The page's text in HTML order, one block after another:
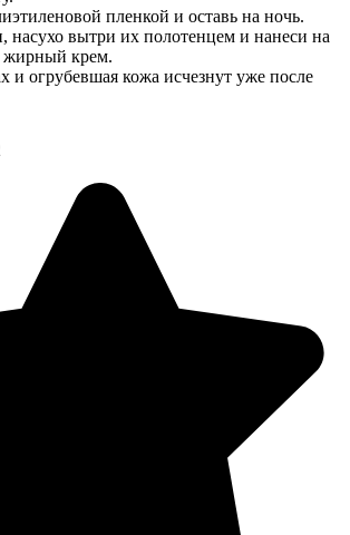
пленкой и оставь на ночь.
насухо вытри их полотенцем и нанеси на
жирный крем.
и огрубевшая кожа исчезнут уже после